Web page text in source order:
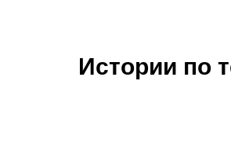
Истории по